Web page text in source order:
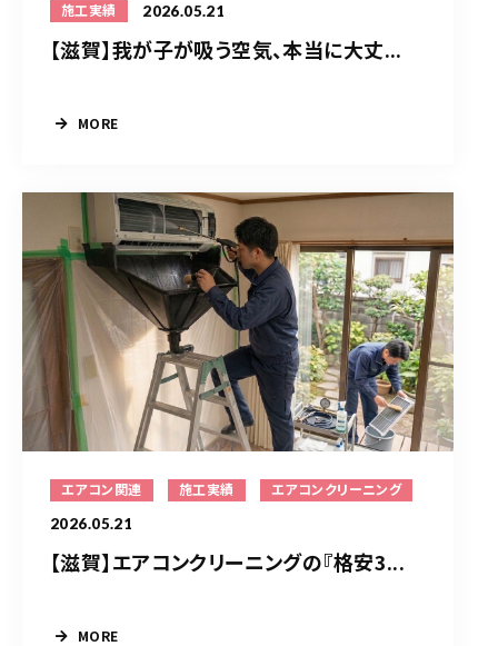
施工実績 2026.05.21
【滋賀】我が子が吸う空気、本当に大丈...
MORE
エアコン関連 施工実績 エアコンクリーニング
2026.05.21
【滋賀】エアコンクリーニングの『格安3...
MORE